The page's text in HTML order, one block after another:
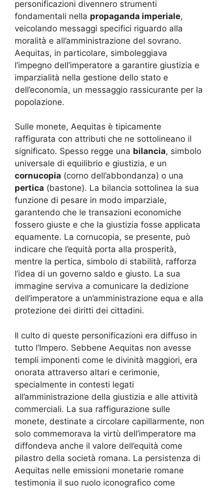
personificazioni divennero strumenti
fondamentali nella propaganda imperiale,
veicolando messaggi specifici riguardo alla
moralità e all’amministrazione del sovrano.
Aequitas, in particolare, simboleggiava
l’impegno dell’imperatore a garantire giustizia e
imparzialità nella gestione dello stato e
dell’economia, un messaggio rassicurante per la
popolazione.
Sulle monete, Aequitas è tipicamente
raffigurata con attributi che ne sottolineano il
significato. Spesso regge una bilancia, simbolo
universale di equilibrio e giustizia, e un
cornucopia (corno dell’abbondanza) o una
pertica (bastone). La bilancia sottolinea la sua
funzione di pesare in modo imparziale,
garantendo che le transazioni economiche
fossero giuste e che la giustizia fosse applicata
equamente. La cornucopia, se presente, può
indicare che l’equità porta alla prosperità,
mentre la pertica, simbolo di stabilità, rafforza
l’idea di un governo saldo e giusto. La sua
immagine serviva a comunicare la dedizione
dell’imperatore a un’amministrazione equa e alla
protezione dei diritti dei cittadini.
Il culto di queste personificazioni era diffuso in
tutto l’Impero. Sebbene Aequitas non avesse
templi imponenti come le divinità maggiori, era
onorata attraverso altari e cerimonie,
specialmente in contesti legati
all’amministrazione della giustizia e alle attività
commerciali. La sua raffigurazione sulle
monete, destinate a circolare capillarmente, non
solo commemorava la virtù dell’imperatore ma
diffondeva anche il valore dell’equità come
pilastro della società romana. La persistenza di
Aequitas nelle emissioni monetarie romane
testimonia il suo ruolo iconografico come